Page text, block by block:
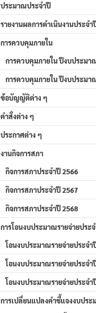
ประมาณประจำปี
รายงานผลการดำเนินงานประจำ
การควบคุมภายใน
การควบคุมภายใน ปีงบประม
การควบคุมภายใน ปีงบประม
ข้อบัญญัติต่าง ๆ
คำสั่งต่าง ๆ
ประกาศต่าง ๆ
งานกิจการสภา
กิจการสภาประจำปี 2566
กิจการสภาประจำปี 2567
กิจการสภาประจำปี 2568
การโอนงบประมาณรายจ่ายประ
โอนงบประมาณรายจ่ายประจำ
โอนงบประมาณรายจ่ายประจำ
โอนงบประมาณรายจ่ายประจำ
การเปลี่ยนแปลงคำชี้แจงงบประ